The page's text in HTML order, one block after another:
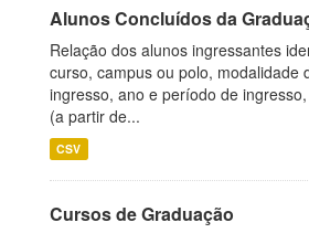
Alunos Concluídos da
Relação dos alunos ingressantes
curso, campus ou polo, modalidade
ingresso, ano e período de
(a partir de...
CSV
Cursos de Graduação